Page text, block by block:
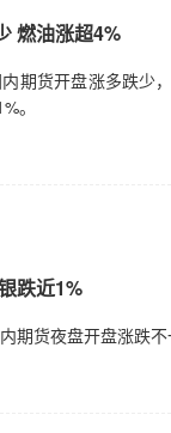
燃油涨超4%
期货开盘涨多跌少
。
跌近1%
期货夜盘开盘涨跌